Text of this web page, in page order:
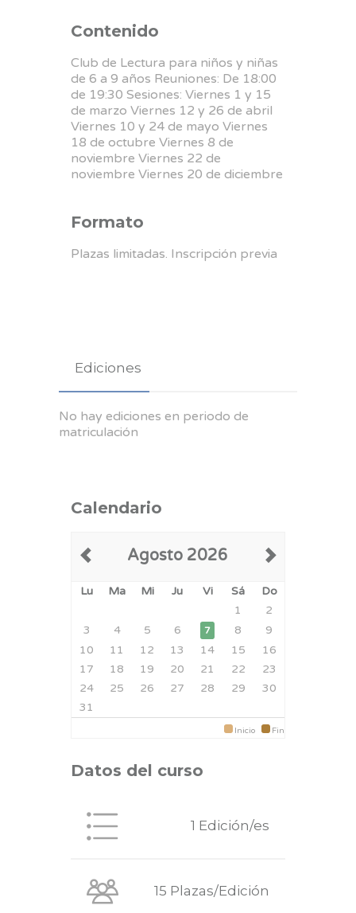
Contenido
Club de Lectura para niños y niñas
de 6 a 9 años Reuniones: De 18:00
de 19:30 Sesiones: Viernes 1 y 15
de marzo Viernes 12 y 26 de abril
Viernes 10 y 24 de mayo Viernes
18 de octubre Viernes 8 de
noviembre Viernes 22 de
noviembre Viernes 20 de diciembre
Formato
Plazas limitadas. Inscripción previa
Ediciones
No hay ediciones en periodo de
matriculación
Calendario
Agosto 2026
Lu Ma Mi Ju Vi Sá
Do
1
2
3
4 5 6 7 8
9
10
11 12 13 14 15
16
17
18 19 20 21 22
23
24
25 26 27 28 29
30
31
Inicio Fin
Datos del curso
1 Edición/es
15 Plazas/Edición